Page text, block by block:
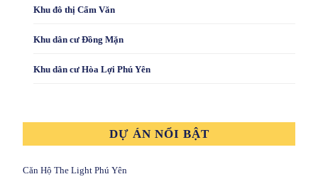
Khu đô thị Cẩm Văn
Khu dân cư Đồng Mặn
Khu dân cư Hòa Lợi Phú Yên
DỰ ÁN NỔI BẬT
Căn Hộ The Light Phú Yên